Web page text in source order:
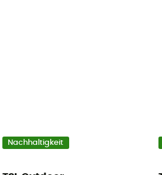
Nachhaltigkeit